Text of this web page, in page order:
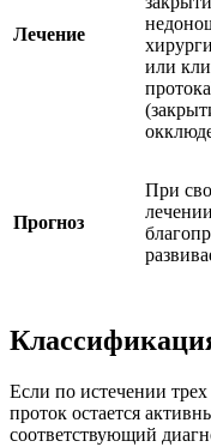
Лечение
или
Прогноз
При
Если по истечении
проток остается
соответствующий